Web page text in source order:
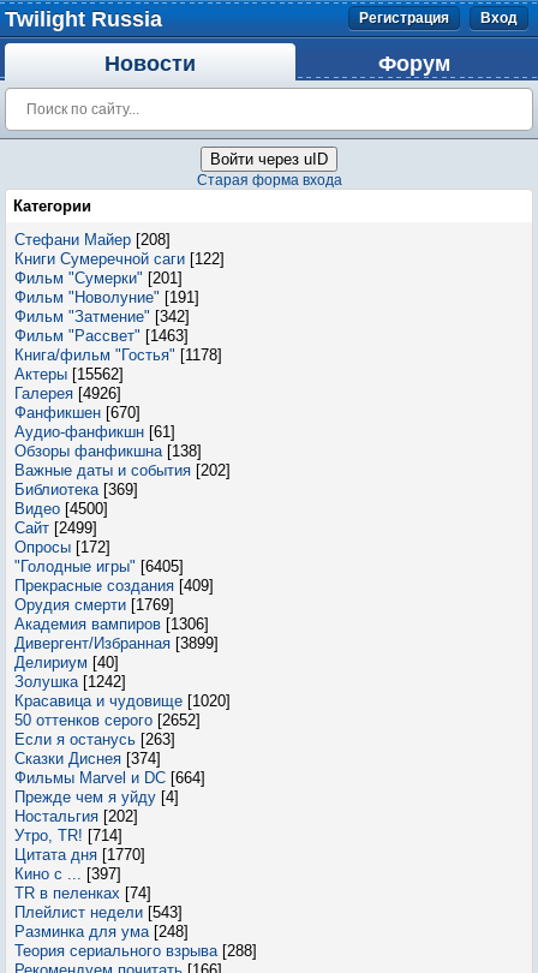
Twilight Russia Регистрация Вход
Новости Форум
Войти через uID
Старая форма входа
Категории
Стефани Майер [208]
Книги Сумеречной саги [122]
Фильм "Сумерки" [201]
Фильм "Новолуние" [191]
Фильм "Затмение" [342]
Фильм "Рассвет" [1463]
Книга/фильм "Гостья" [1178]
Актеры [15562]
Галерея [4926]
Фанфикшен [670]
Аудио-фанфикшн [61]
Обзоры фанфикшна [138]
Важные даты и события [202]
Библиотека [369]
Видео [4500]
Сайт [2499]
Опросы [172]
"Голодные игры" [6405]
Прекрасные создания [409]
Орудия смерти [1769]
Академия вампиров [1306]
Дивергент/Избранная [3899]
Делириум [40]
Золушка [1242]
Красавица и чудовище [1020]
50 оттенков серого [2652]
Если я останусь [263]
Сказки Диснея [374]
Фильмы Marvel и DC [664]
Прежде чем я уйду [4]
Ностальгия [202]
Утро, TR! [714]
Цитата дня [1770]
Кино с ... [397]
TR в пеленках [74]
Плейлист недели [543]
Разминка для ума [248]
Теория сериального взрыва [288]